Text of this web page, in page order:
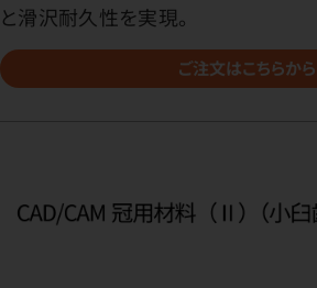
と滑沢耐久性を実現。
ご注文はこちらから